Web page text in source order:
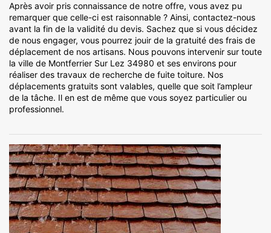
Après avoir pris connaissance de notre offre, vous avez pu
remarquer que celle-ci est raisonnable ? Ainsi, contactez-nous
avant la fin de la validité du devis. Sachez que si vous décidez
de nous engager, vous pourrez jouir de la gratuité des frais de
déplacement de nos artisans. Nous pouvons intervenir sur toute
la ville de Montferrier Sur Lez 34980 et ses environs pour
réaliser des travaux de recherche de fuite toiture. Nos
déplacements gratuits sont valables, quelle que soit l’ampleur
de la tâche. Il en est de même que vous soyez particulier ou
professionnel.